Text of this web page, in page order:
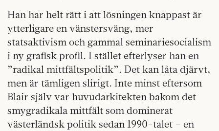
Han har helt rätt i att lösningen knappast är
ytterligare en vänstersväng, mer
statsaktivism och gammal seminariesocialism
i ny grafisk profil. I stället efterlyser han en
”radikal mittfältspolitik”. Det kan låta djärvt,
men är tämligen slirigt. Inte minst eftersom
Blair själv var huvudarkitekten bakom det
smygradikala mittfält som dominerat
västerländsk politik sedan 1990-talet – en